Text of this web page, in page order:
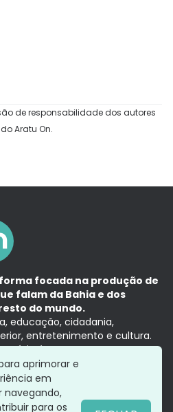
de responsabilidade dos autores
Aratu On.
focada na produção de
falam da Bahia e dos
do mundo.
educação, cidadania,
entretenimento e cultura.
é no tempo presente,
Aratu.
aprimorar e
em
navegando,
para os